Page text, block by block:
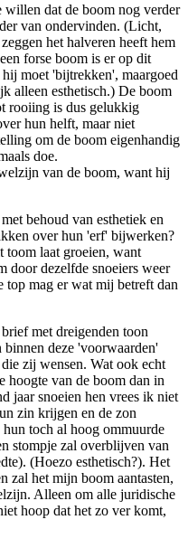
dat de boom nog verder
van ondervinden. (Licht,
het halveren heeft hem
forse boom is er op dit
moet 'bijtrekken', maargoed
alleen esthetisch.) De boom
rooiing is dus gelukkig
hun helft, maar niet
om de boom eigenhandig
doe.
van de boom, want hij
behoud van esthetiek en
over hun 'erf' bijwerken?
toom laat groeien, want
door dezelfde snoeiers weer
top mag er wat mij betreft dan
met dreigenden toon
deze 'voorwaarden'
zij wensen. Wat ook echt
hoogte van de boom dan in
jaar snoeien hen vrees ik niet
zin krijgen en de zon
toch al hoog ommuurde
stompje zal overblijven van
(Hoezo esthetisch?). Het
zal het mijn boom aantasten,
Alleen om alle juridische
hoop dat het zo ver komt,